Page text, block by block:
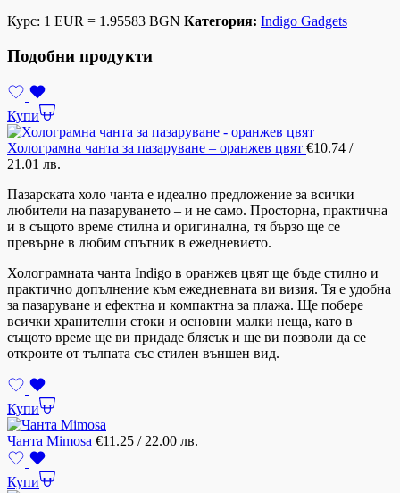
Курс: 1 EUR = 1.95583 BGN Категория: Indigo Gadgets
Подобни продукти
Купи
Холограмна чанта за пазаруване – оранжев цвят €10.74 /
21.01 лв.
Пазарската холо чанта е идеално предложение за всички
любители на пазаруването – и не само. Просторна, практична
и в същото време стилна и оригинална, тя бързо ще се
превърне в любим спътник в ежедневието.
Холограмната чанта Indigo в оранжев цвят ще бъде стилно и
практично допълнение към ежедневната ви визия. Тя е удобна
за пазаруване и ефектна и компактна за плажа. Ще побере
всички хранителни стоки и основни малки неща, като в
същото време ще ви придаде блясък и ще ви позволи да се
откроите от тълпата със стилен външен вид.
Купи
Чанта Mimosa €11.25 / 22.00 лв.
Купи